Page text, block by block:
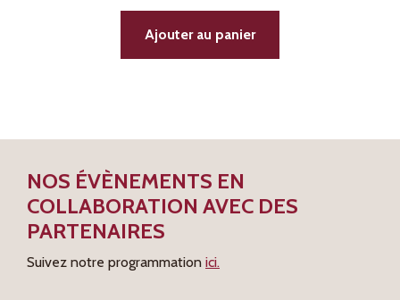
Ajouter au panier
NOS ÉVÈNEMENTS EN
COLLABORATION AVEC DES
PARTENAIRES
Suivez notre programmation ici.